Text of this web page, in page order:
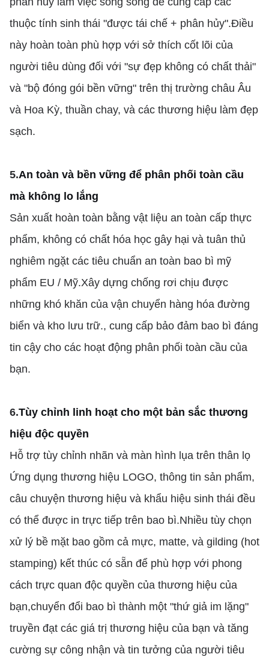
thuộc tính sinh thái "được tái chế + phân hủy".Điều
này hoàn toàn phù hợp với sở thích cốt lõi của
người tiêu dùng đối với "sự đẹp không có chất thải"
và "bộ đóng gói bền vững" trên thị trường châu Âu
và Hoa Kỳ, thuần chay, và các thương hiệu làm đẹp
sạch.
5.An toàn và bền vững để phân phối toàn cầu
mà không lo lắng
Sản xuất hoàn toàn bằng vật liệu an toàn cấp thực
phẩm, không có chất hóa học gây hại và tuân thủ
nghiêm ngặt các tiêu chuẩn an toàn bao bì mỹ
phẩm EU / Mỹ.Xây dựng chống rơi chịu được
những khó khăn của vận chuyển hàng hóa đường
biển và kho lưu trữ., cung cấp bảo đảm bao bì đáng
tin cậy cho các hoạt động phân phối toàn cầu của
bạn.
6.Tùy chỉnh linh hoạt cho một bản sắc thương
hiệu độc quyền
Hỗ trợ tùy chỉnh nhãn và màn hình lụa trên thân lọ
Ứng dụng thương hiệu LOGO, thông tin sản phẩm,
câu chuyện thương hiệu và khẩu hiệu sinh thái đều
có thể được in trực tiếp trên bao bì.Nhiều tùy chọn
xử lý bề mặt bao gồm cả mực, matte, và gilding (hot
stamping) kết thúc có sẵn để phù hợp với phong
cách trực quan độc quyền của thương hiệu của
bạn,chuyển đổi bao bì thành một "thứ giả im lặng"
truyền đạt các giá trị thương hiệu của bạn và tăng
cường sự công nhận và tin tưởng của người tiêu